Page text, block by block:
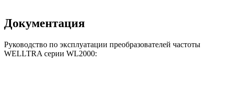
Документация
Руководство по эксплуатации преобразователей частоты
WELLTRA серии WL2000: